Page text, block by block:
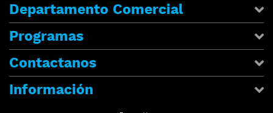
Departamento Comercial
Programas
Contactanos
Información